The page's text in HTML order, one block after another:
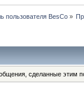
пользователя BesCo»
сделанные этим